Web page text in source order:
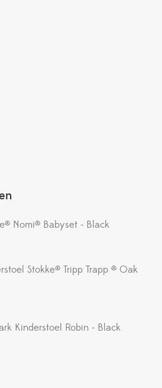
Nomi® Babyset - Black
Stokke® Tripp Trapp ® Oak
Kinderstoel Robin - Black